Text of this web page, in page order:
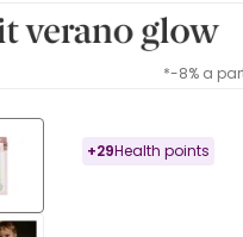
*-8% a
+29Health points